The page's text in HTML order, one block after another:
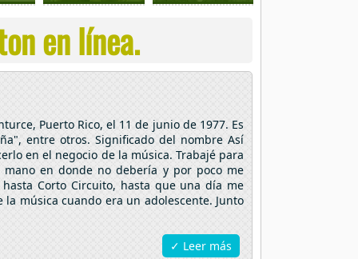
en línea.
Puerto Rico, el 11 de junio de 1977. Es
entre otros. Significado del nombre Así
en el negocio de la música. Trabajé para
en donde no debería y por poco me
Corto Circuito, hasta que una día me
música cuando era un adolescente. Junto
✓ Leer más